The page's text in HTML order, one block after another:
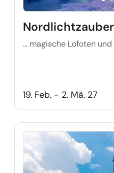
Nordlichtzauber
… magische Lofoten
19. Feb. - 2. Mä. 27